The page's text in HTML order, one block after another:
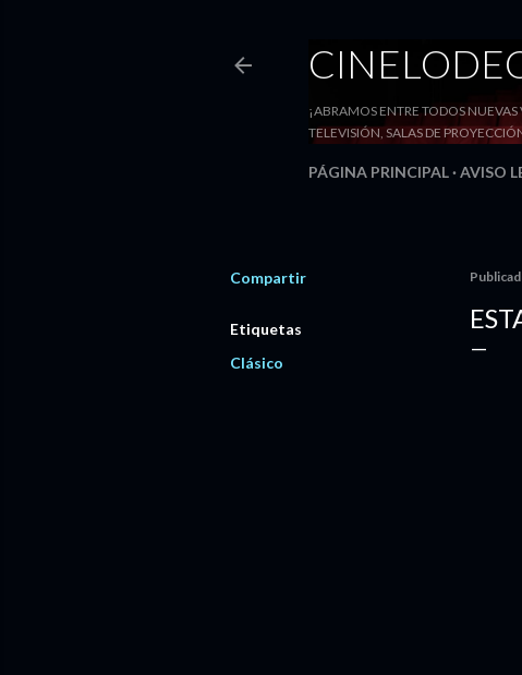
¡ABRAMOS ENTRE TODOS
TELEVISIÓN, SALAS DE
PÁGINA PRINCIPAL AVISO
Compartir
Etiquetas
Clásico